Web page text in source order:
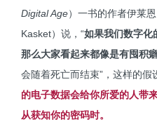
Digital Age）一书的作者伊莱
Kasket）说，“如果我们数字化
那么大家看起来都像是有囤积癖
会随着死亡而结束”，这样的假
的电子数据会给你所爱的人带
从获知你的密码时。